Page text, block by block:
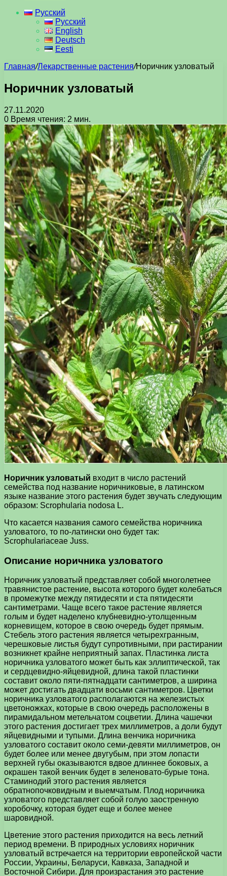
Русский
Русский
English
Deutsch
Eesti
Главная/Лекарственные растения/Норичник узловатый
Норичник узловатый
27.11.2020
0 Время чтения: 2 мин.
Норичник узловатый входит в число растений
семейства под название норичниковые, в латинском
языке название этого растения будет звучать следующим
образом: Scrophularia nodosa L.
Что касается названия самого семейства норичника
узловатого, то по-латински оно будет так:
Scrophulariaceae Juss.
Описание норичника узловатого
Норичник узловатый представляет собой многолетнее
травянистое растение, высота которого будет колебаться
в промежутке между пятидесяти и ста пятидесяти
сантиметрами. Чаще всего такое растение является
голым и будет наделено клубневидно-утолщенным
корневищем, которое в свою очередь будет прямым.
Стебель этого растения является четырехгранным,
черешковые листья будут супротивными, при растирании
возникнет крайне неприятный запах. Пластинка листа
норичника узловатого может быть как эллиптической, так
и сердцевидно-яйцевидной, длина такой пластинки
составит около пяти-пятнадцати сантиметров, а ширина
может достигать двадцати восьми сантиметров. Цветки
норичника узловатого располагаются на железистых
цветоножках, которые в свою очередь расположены в
пирамидальном метельчатом соцветии. Длина чашечки
этого растения достигает трех миллиметров, а доли будут
яйцевидными и тупыми. Длина венчика норичника
узловатого составит около семи-девяти миллиметров, он
будет более или менее двугубым, при этом лопасти
верхней губы оказываются вдвое длиннее боковых, а
окрашен такой венчик будет в зеленовато-бурые тона.
Стаминодий этого растения является
обратнопочковидным и выемчатым. Плод норичника
узловатого представляет собой голую заостренную
коробочку, которая будет еще и более менее
шаровидной.
Цветение этого растения приходится на весь летний
период времени. В природных условиях норичник
узловатый встречается на территории европейской части
России, Украины, Беларуси, Кавказа, Западной и
Восточной Сибири. Для произрастания это растение